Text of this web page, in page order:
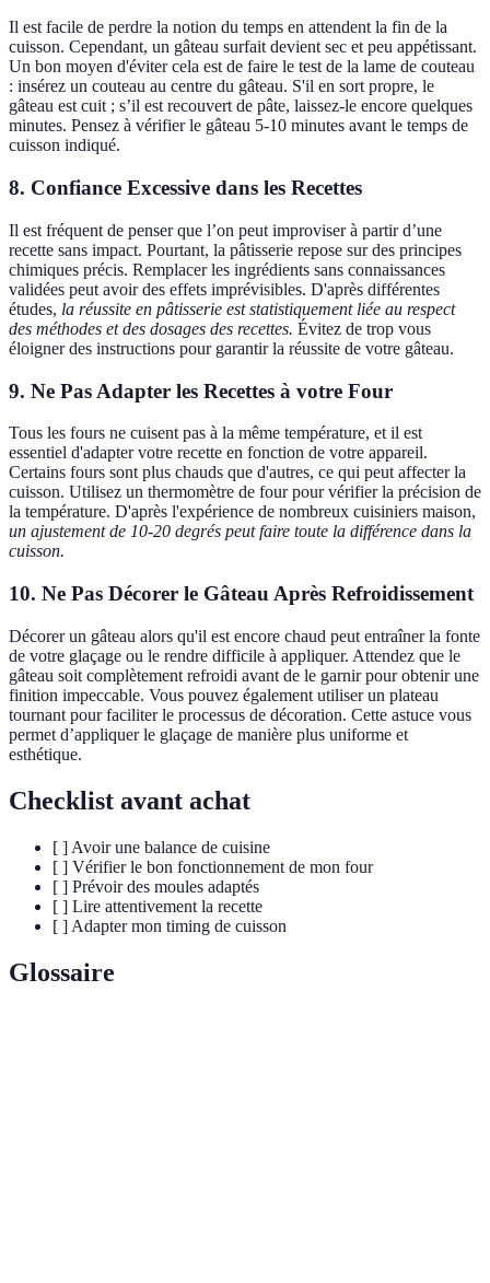
Il est facile de perdre la notion du temps en attendent la fin de la
cuisson. Cependant, un gâteau surfait devient sec et peu appétissant.
Un bon moyen d'éviter cela est de faire le test de la lame de couteau
: insérez un couteau au centre du gâteau. S'il en sort propre, le
gâteau est cuit ; s’il est recouvert de pâte, laissez-le encore quelques
minutes. Pensez à vérifier le gâteau 5-10 minutes avant le temps de
cuisson indiqué.
8. Confiance Excessive dans les Recettes
Il est fréquent de penser que l’on peut improviser à partir d’une
recette sans impact. Pourtant, la pâtisserie repose sur des principes
chimiques précis. Remplacer les ingrédients sans connaissances
validées peut avoir des effets imprévisibles. D'après différentes
études, la réussite en pâtisserie est statistiquement liée au respect
des méthodes et des dosages des recettes. Évitez de trop vous
éloigner des instructions pour garantir la réussite de votre gâteau.
9. Ne Pas Adapter les Recettes à votre Four
Tous les fours ne cuisent pas à la même température, et il est
essentiel d'adapter votre recette en fonction de votre appareil.
Certains fours sont plus chauds que d'autres, ce qui peut affecter la
cuisson. Utilisez un thermomètre de four pour vérifier la précision de
la température. D'après l'expérience de nombreux cuisiniers maison,
un ajustement de 10-20 degrés peut faire toute la différence dans la
cuisson.
10. Ne Pas Décorer le Gâteau Après Refroidissement
Décorer un gâteau alors qu'il est encore chaud peut entraîner la fonte
de votre glaçage ou le rendre difficile à appliquer. Attendez que le
gâteau soit complètement refroidi avant de le garnir pour obtenir une
finition impeccable. Vous pouvez également utiliser un plateau
tournant pour faciliter le processus de décoration. Cette astuce vous
permet d’appliquer le glaçage de manière plus uniforme et
esthétique.
Checklist avant achat
[ ] Avoir une balance de cuisine
[ ] Vérifier le bon fonctionnement de mon four
[ ] Prévoir des moules adaptés
[ ] Lire attentivement la recette
[ ] Adapter mon timing de cuisson
Glossaire